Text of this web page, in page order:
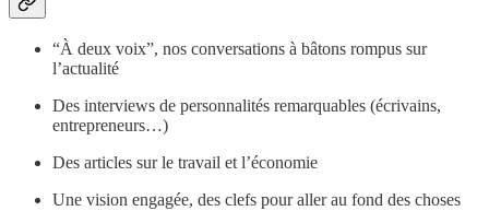
“À deux voix”, nos conversations à bâtons rompus sur
l’actualité
Des interviews de personnalités remarquables (écrivains,
entrepreneurs…)
Des articles sur le travail et l’économie
Une vision engagée, des clefs pour aller au fond des choses